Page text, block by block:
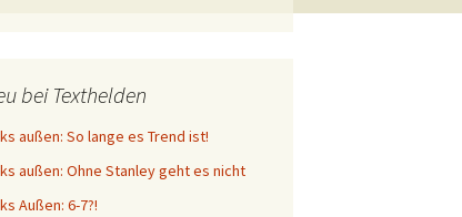
bei Texthelden
außen: So lange es Trend ist!
außen: Ohne Stanley geht es nicht
Außen: 6-7?!